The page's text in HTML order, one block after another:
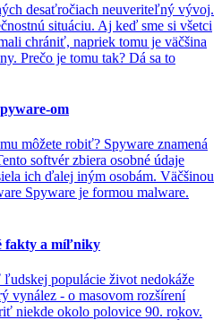
desaťročiach neuveriteľný vývoj.
situáciu. Aj keď sme si všetci
chrániť, napriek tomu je väčšina
Prečo je tomu tak? Dá sa to
om
môžete robiť? Spyware znamená
softvér zbiera osobné údaje
ich ďalej iným osobám. Väčšinou
Spyware je formou malware.
fakty a míľniky
ľudskej populácie život nedokáže
vynález - o masovom rozšírení
niekde okolo polovice 90. rokov.